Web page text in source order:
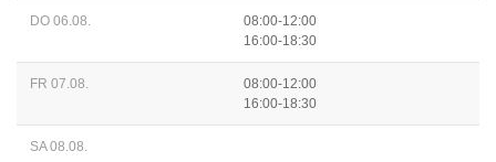
DO 06.08.
08:00-12:00
16:00-18:30
FR 07.08.
08:00-12:00
16:00-18:30
SA 08.08.